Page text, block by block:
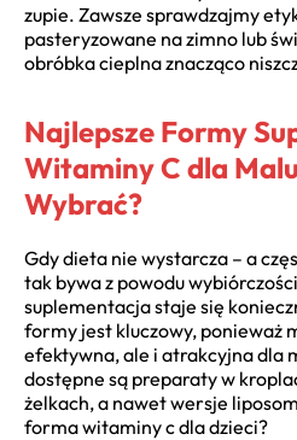
zupie. Zawsze sprawdzajmy
pasteryzowane na zimno lub
obróbka cieplna znacząco
Najlepsze Formy
Witaminy C dla
Wybrać?
Gdy dieta nie wystarcza – a
tak bywa z powodu
suplementacja staje się
formy jest kluczowy, ponieważ
efektywna, ale i atrakcyjna dla
dostępne są preparaty w
żelkach, a nawet wersje
forma witaminy c dla dzieci?